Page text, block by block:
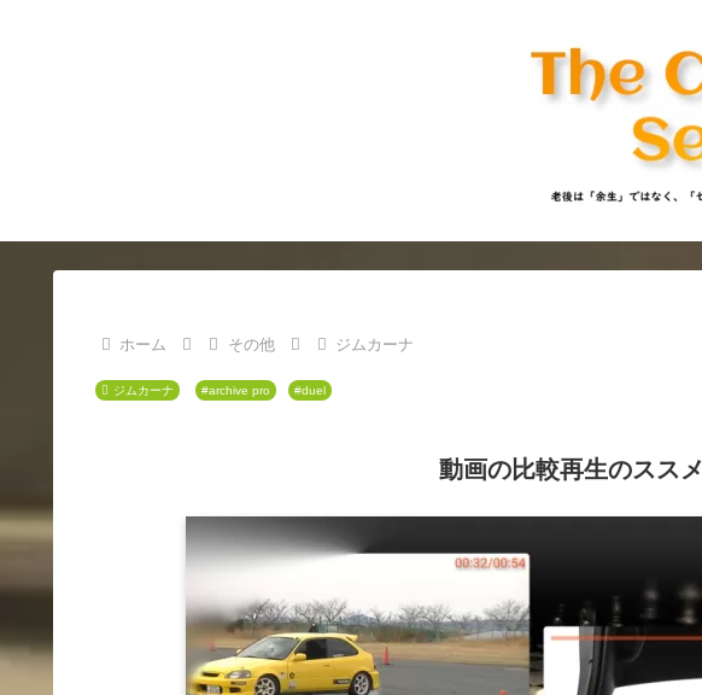
ホーム その他 ジムカーナ
ジムカーナ #archive pro #duel
動画の比較再生のススメ